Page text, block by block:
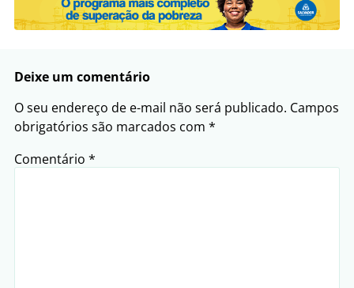
Deixe um comentário
O seu endereço de e-mail não será publicado. Campos
obrigatórios são marcados com *
Comentário *